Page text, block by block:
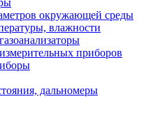
окружающей среды
влажности
приборов
дальномеры